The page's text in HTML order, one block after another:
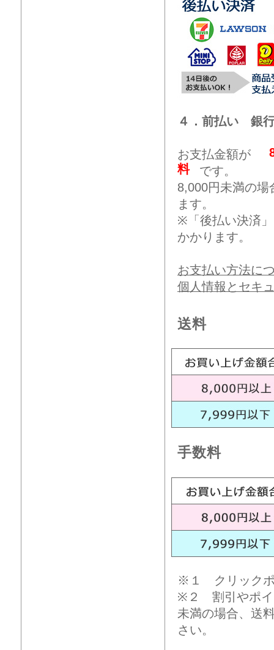
４．前払い 銀
お支払金額が
料
です。
8,000円未満の場
ます。
※「後払い決済
かかります。
お支払い方法に
個人情報とセキ
送料
手数料
※１ クリックポ
※２ 割引やポイ
未満の場合、送
さい。